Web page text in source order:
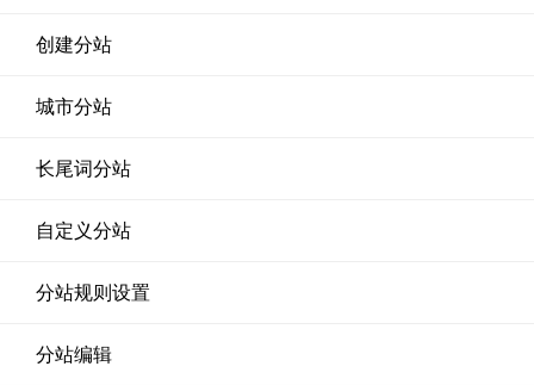
创建分站
城市分站
长尾词分站
自定义分站
分站规则设置
分站编辑